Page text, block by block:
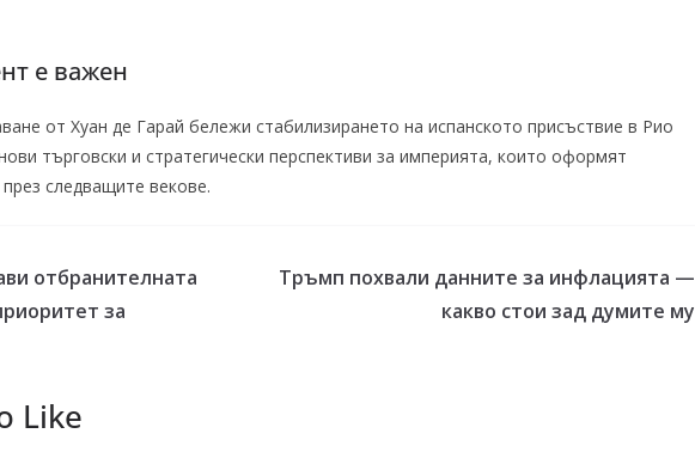
е важен
от Хуан де Гарай бележи стабилизирането на испанското присъствие в Рио
търговски и стратегически перспективи за империята, които оформят
следващите векове.
отбранителната
за
Тръмп похвали данните за инфлацията —
какво стои зад думите му
Like